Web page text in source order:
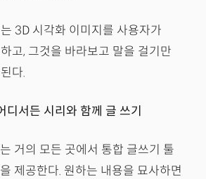
3D 시각화 이미지를 사용자가
고, 그것을 바라보고 말을 걸기만
다.
서든 시리와 함께 글 쓰기
거의 모든 곳에서 통합 글쓰기 툴
제공한다. 원하는 내용을 묘사하면